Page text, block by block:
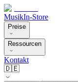
MusikIn-Store
Preise
Ressourcen
Kontakt
🇩🇪